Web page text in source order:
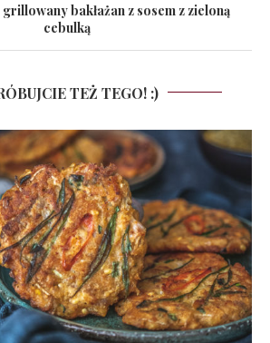
bakłażan z sosem z zieloną
cebulką
TEŻ TEGO! :)